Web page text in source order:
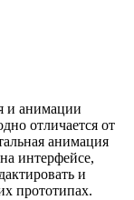
и анимации
отличается от
анимация
интерфейсе,
и
прототипах.